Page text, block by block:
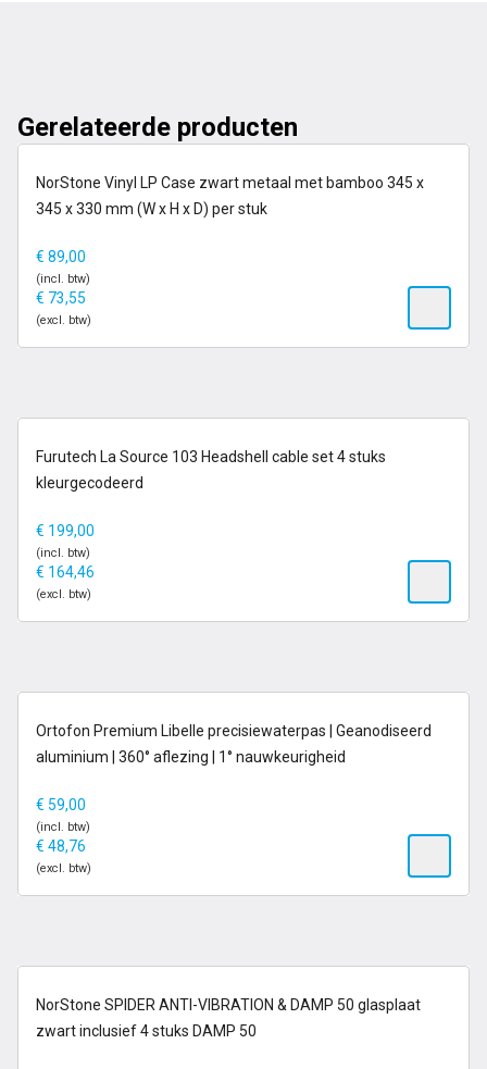
Gerelateerde producten
op voorraad
NorStone Vinyl LP Case zwart metaal met bamboo 345 x
345 x 330 mm (W x H x D) per stuk
€ 89,00
(incl. btw)
€ 73,55
(excl. btw)
op voorraad
Furutech La Source 103 Headshell cable set 4 stuks
kleurgecodeerd
€ 199,00
(incl. btw)
€ 164,46
(excl. btw)
op voorraad
Ortofon Premium Libelle precisiewaterpas | Geanodiseerd
aluminium | 360° aflezing | 1° nauwkeurigheid
€ 59,00
(incl. btw)
€ 48,76
(excl. btw)
op voorraad
NorStone SPIDER ANTI-VIBRATION & DAMP 50 glasplaat
zwart inclusief 4 stuks DAMP 50